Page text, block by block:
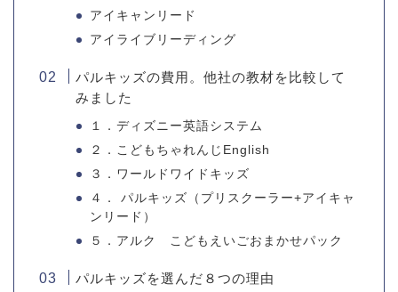
アイキャンリード
アイライブリーディング
パルキッズの費用。他社の教材を比較して
みました
１．ディズニー英語システム
２．こどもちゃれんじEnglish
３．ワールドワイドキッズ
４． パルキッズ（プリスクーラー+アイキャ
ンリード）
５．アルク こどもえいごおまかせパック
パルキッズを選んだ８つの理由